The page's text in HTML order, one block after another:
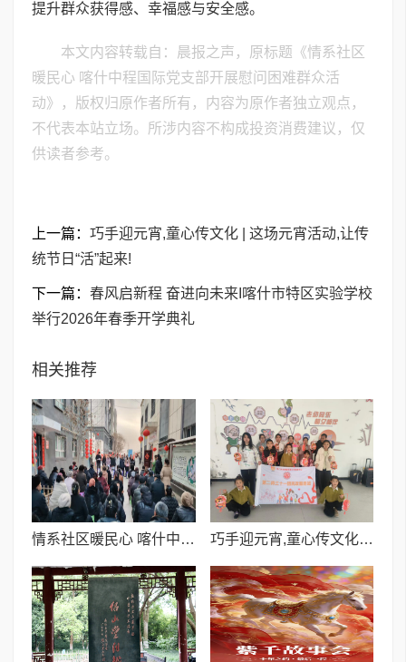
提升群众获得感、幸福感与安全感。
本文内容转载自：晨报之声，原标题《情系社区
暖民心 喀什中程国际党支部开展慰问困难群众活
动》，版权归原作者所有，内容为原作者独立观点，
不代表本站立场。所涉内容不构成投资消费建议，仅
供读者参考。
上一篇： 巧手迎元宵,童心传文化 | 这场元宵活动,让传
统节日“活”起来!
下一篇： 春风启新程 奋进向未来I喀什市特区实验学校
举行2026年春季开学典礼
相关推荐
情系社区暖民心 喀什中程国际党支部开展慰问困难群众活动 巧手迎元宵,童心传文化 | 这场元宵活动,让传统节日“活”起来!